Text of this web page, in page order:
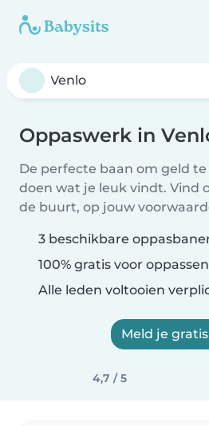
Oppaswerk in
De perfecte baan om geld
doen wat je leuk vindt. Vind
de buurt, op jouw
3 beschikbare
100% gratis voor oppassen
Alle leden voltooien
Meld je
4,7 / 5